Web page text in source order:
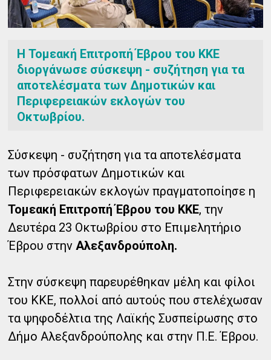
Η Τομεακή Επιτροπή Έβρου του ΚΚΕ
διοργάνωσε σύσκεψη - συζήτηση για τα
αποτελέσματα των Δημοτικών και
Περιφερειακών εκλογών του
Οκτωβρίου.
Σύσκεψη - συζήτηση για τα αποτελέσματα
των πρόσφατων Δημοτικών και
Περιφερειακών εκλογών πραγματοποίησε η
Τομεακή Επιτροπή Έβρου του ΚΚΕ, την
Δευτέρα 23 Οκτωβρίου στο Επιμελητήριο
Έβρου στηνΑλεξανδρούπολη.
Στην σύσκεψη παρευρέθηκαν μέλη και φίλοι
του ΚΚΕ, πολλοί από αυτούς που στελέχωσαν
τα ψηφοδέλτια της Λαϊκής Συσπείρωσης στο
Δήμο Αλεξανδρούπολης και στην Π.Ε. Έβρου.